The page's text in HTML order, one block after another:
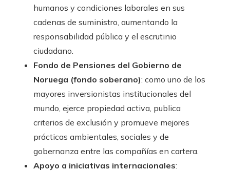
humanos y condiciones laborales en sus
cadenas de suministro, aumentando la
responsabilidad pública y el escrutinio
ciudadano.
Fondo de Pensiones del Gobierno de
Noruega (fondo soberano): como uno de los
mayores inversionistas institucionales del
mundo, ejerce propiedad activa, publica
criterios de exclusión y promueve mejores
prácticas ambientales, sociales y de
gobernanza entre las compañías en cartera.
Apoyo a iniciativas internacionales: